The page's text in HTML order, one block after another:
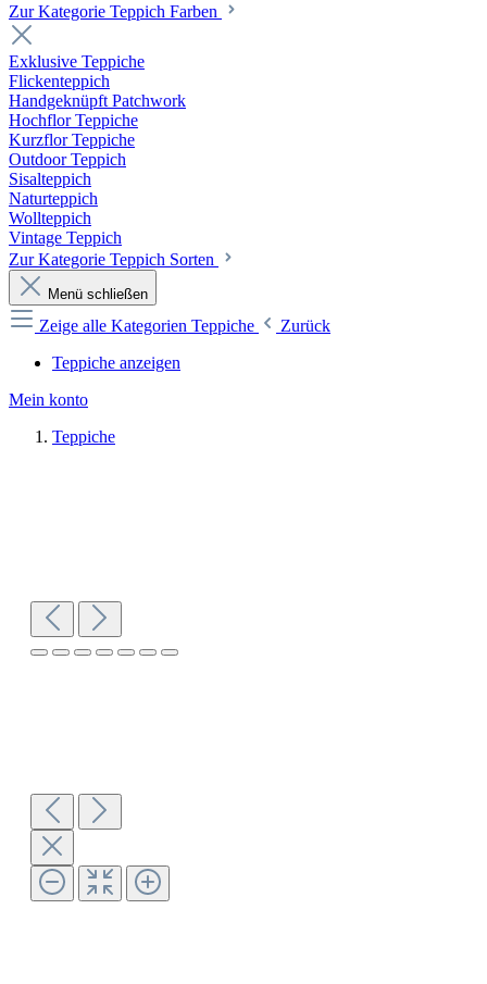
Zur Kategorie Teppich Farben
Exklusive Teppiche
Flickenteppich
Handgeknüpft Patchwork
Hochflor Teppiche
Kurzflor Teppiche
Outdoor Teppich
Sisalteppich
Naturteppich
Wollteppich
Vintage Teppich
Zur Kategorie Teppich Sorten
Menü schließen
Zeige alle Kategorien Teppiche
Zurück
Teppiche anzeigen
Mein konto
Teppiche